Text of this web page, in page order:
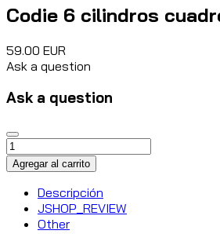
Codie 6 cilindros
59.00 EUR
Ask a question
Ask a question
Descripción
JSHOP_REVIEW
Other